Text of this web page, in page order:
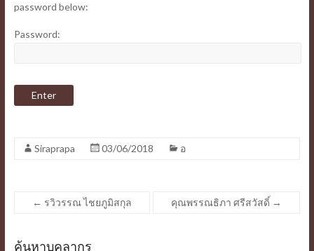
password below:
Password:
Siraprapa 03/06/2018 อ
← รวิวรรณ ไชยภูมิสกุล คุณพรรณธิภา ศรีสวัสดิ์ →
ค้นหาบุคลากร